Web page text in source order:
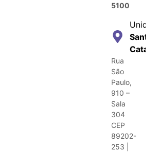
5100
Rua
São
Paulo,
910 –
Sala
304
CEP
89202-
253 |